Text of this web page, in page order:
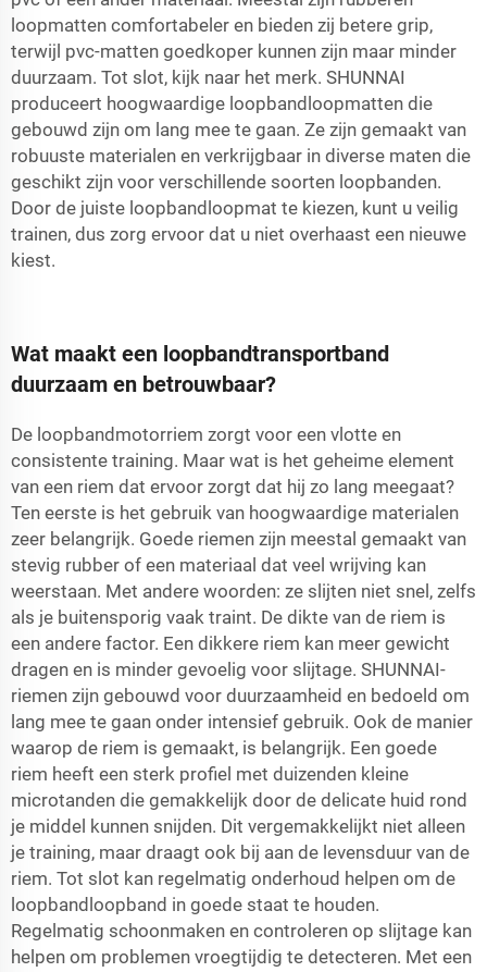
loopmatten comfortabeler en bieden zij betere grip,
terwijl pvc-matten goedkoper kunnen zijn maar minder
duurzaam. Tot slot, kijk naar het merk. SHUNNAI
produceert hoogwaardige loopbandloopmatten die
gebouwd zijn om lang mee te gaan. Ze zijn gemaakt van
robuuste materialen en verkrijgbaar in diverse maten die
geschikt zijn voor verschillende soorten loopbanden.
Door de juiste loopbandloopmat te kiezen, kunt u veilig
trainen, dus zorg ervoor dat u niet overhaast een nieuwe
kiest.
Wat maakt een loopbandtransportband
duurzaam en betrouwbaar?
De loopbandmotorriem zorgt voor een vlotte en
consistente training. Maar wat is het geheime element
van een riem dat ervoor zorgt dat hij zo lang meegaat?
Ten eerste is het gebruik van hoogwaardige materialen
zeer belangrijk. Goede riemen zijn meestal gemaakt van
stevig rubber of een materiaal dat veel wrijving kan
weerstaan. Met andere woorden: ze slijten niet snel, zelfs
als je buitensporig vaak traint. De dikte van de riem is
een andere factor. Een dikkere riem kan meer gewicht
dragen en is minder gevoelig voor slijtage. SHUNNAI-
riemen zijn gebouwd voor duurzaamheid en bedoeld om
lang mee te gaan onder intensief gebruik. Ook de manier
waarop de riem is gemaakt, is belangrijk. Een goede
riem heeft een sterk profiel met duizenden kleine
microtanden die gemakkelijk door de delicate huid rond
je middel kunnen snijden. Dit vergemakkelijkt niet alleen
je training, maar draagt ook bij aan de levensduur van de
riem. Tot slot kan regelmatig onderhoud helpen om de
loopbandloopband in goede staat te houden.
Regelmatig schoonmaken en controleren op slijtage kan
helpen om problemen vroegtijdig te detecteren. Met een